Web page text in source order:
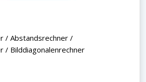
/ Abstandsrechner /
/ Bilddiagonalenrechner